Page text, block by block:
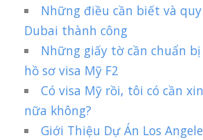
Những điều cần biết và
Dubai thành công
Những giấy tờ cần chuẩn
hồ sơ visa Mỹ F2
Có visa Mỹ rồi, tôi có cần
nữa không?
Giới Thiệu Dự Án Los